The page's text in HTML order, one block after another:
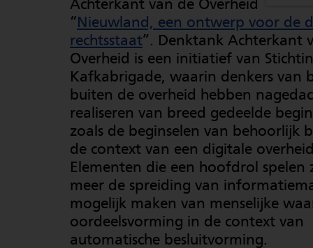
Achterkant van de Overheid
“Nieuwland, een ontwerp voor de
rechtsstaat”. Denktank Achterkant
Overheid is een initiatief van
Kafkabrigade, waarin denkers van
buiten de overheid hebben
realiseren van breed gedeelde
zoals de beginselen van behoorlijk
de context van een digitale
Elementen die een hoofdrol spelen
meer de spreiding van
mogelijk maken van menselijke
oordeelsvorming in de context van
automatische besluitvorming.